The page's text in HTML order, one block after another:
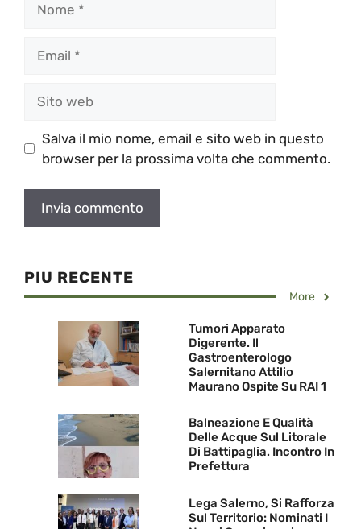
web
Salva il mio nome, email e sito web in questo
browser per la prossima volta che commento.
PIU RECENTE
More
Tumori Apparato
Digerente. Il
Gastroenterologo
Salernitano Attilio
Maurano Ospite Su RAI 1
Balneazione E Qualità
Delle Acque Sul Litorale
Di Battipaglia. Incontro In
Prefettura
Lega Salerno, Si Rafforza
Sul Territorio: Nominati I